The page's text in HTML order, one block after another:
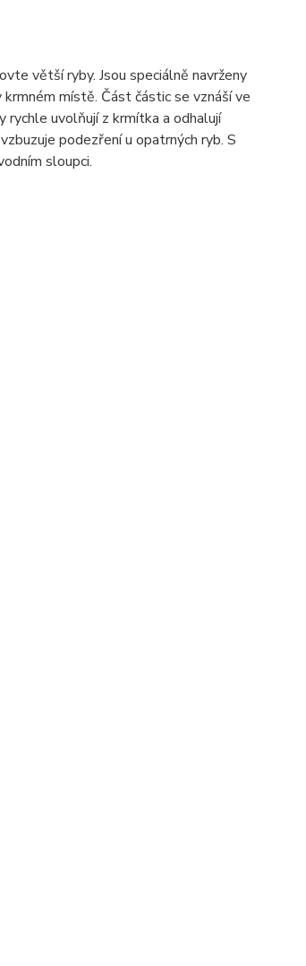
větší ryby. Jsou speciálně navrženy
místě. Část částic se vznáší ve
rychle uvolňují z krmítka a odhalují
podezření u opatrných ryb. S
sloupci.